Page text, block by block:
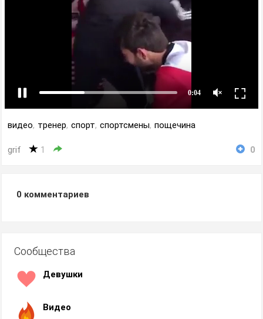
видео, тренер, спорт, спортсмены, пощечина
grif 1 0
0 комментариев
Сообщества
Девушки
Видео